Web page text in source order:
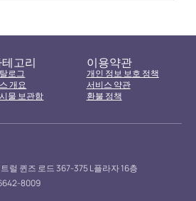
고리
로그
개요
물 보관함
이용약관
개인 정보 보호 정책
서비스 약관
환불 정책
럴 퀸즈 로드 367-375 L플라자 16층
8009